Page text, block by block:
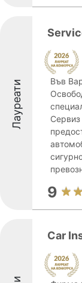
Лауреати
Във
Сервиз
9
Car